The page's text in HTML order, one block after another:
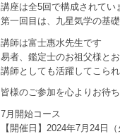
講座は全5回で構成されてい
第一回目は、九星気学の基
講師は富士惠水先生です
易者、鑑定士のお祖父様と
講師としても活躍してこら
皆様のご参加を心よりお待
7月開始コース
【開催日】2024年7月24日（